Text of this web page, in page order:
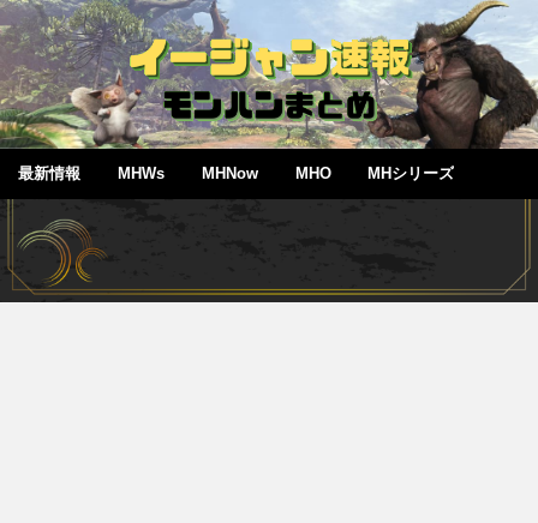
最新情報 MHWs MHNow MHO MHシリーズ